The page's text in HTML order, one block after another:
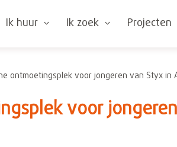
Ik huur Ik zoek Projecten
ontmoetingsplek voor jongeren van Styx in
voor